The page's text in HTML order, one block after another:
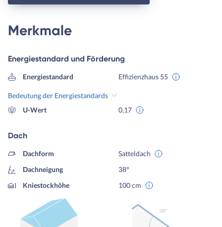
Merkmale
Energiestandard und Förderung
Energiestandard Effizienzhaus 55
Bedeutung der Energiestandards
U-Wert
0,17
Dach
Dachform
Satteldach
Dachneigung
38°
Kniestockhöhe
100 cm
38º